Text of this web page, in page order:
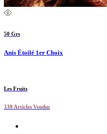
50 Grs
Anis Étoilé 1er Choix
Les Fruits
330 Articles Vendus